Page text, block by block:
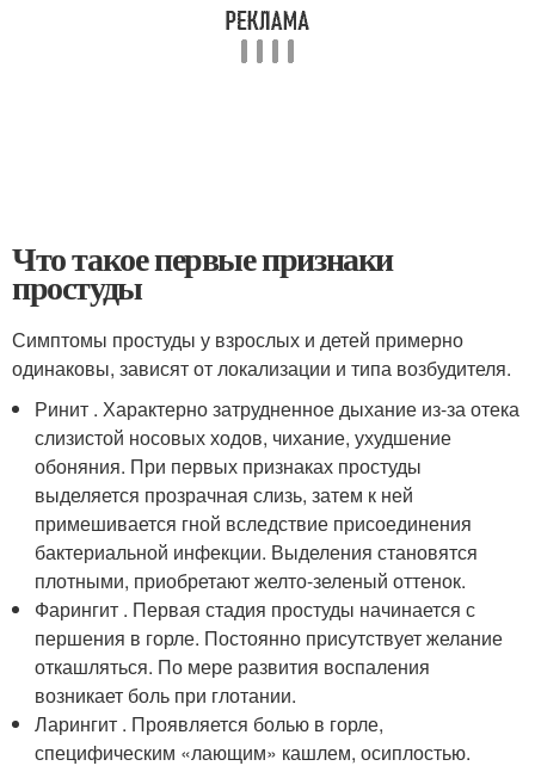
Что такое первые признаки
простуды
Симптомы простуды у взрослых и детей примерно
одинаковы, зависят от локализации и типа возбудителя.
Ринит . Характерно затрудненное дыхание из-за отека
слизистой носовых ходов, чихание, ухудшение
обоняния. При первых признаках простуды
выделяется прозрачная слизь, затем к ней
примешивается гной вследствие присоединения
бактериальной инфекции. Выделения становятся
плотными, приобретают желто-зеленый оттенок.
Фарингит . Первая стадия простуды начинается с
першения в горле. Постоянно присутствует желание
откашляться. По мере развития воспаления
возникает боль при глотании.
Ларингит . Проявляется болью в горле,
специфическим «лающим» кашлем, осиплостью.